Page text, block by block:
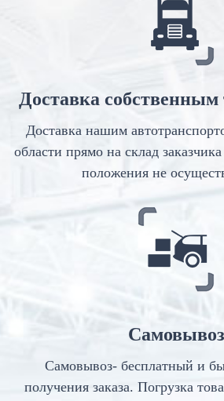
Доставка собственным
Доставка нашим
области прямо на склад
положения не
Самовывоз
Самовывоз- бесплатный и
получения заказа. Погрузка